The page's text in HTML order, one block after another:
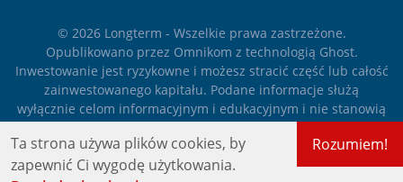
© 2026 Longterm - Wszelkie prawa zastrzeżone.
Opublikowano przez Omnikom z technologią Ghost.
Inwestowanie jest ryzykowne i możesz stracić część lub całość
zainwestowanego kapitału. Podane informacje służą
wyłącznie celom informacyjnym i edukacyjnym i nie stanowią
żadnego rodzaju porady finansowej ani rekomendacji
inwestycyjnej.
Rozumiem!
Ta strona używa plików cookies, by
zapewnić Ci wygodę użytkowania.